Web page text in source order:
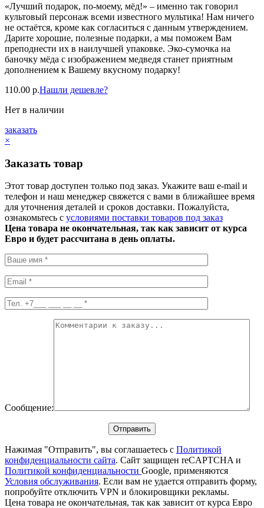
«Лучший подарок, по-моему, мёд!» – именно так говорил
культовый персонаж всеми известного мультика! Нам ничего
не остаётся, кроме как согласиться с данным утверждением.
Дарите хорошие, полезные подарки, а мы поможем Вам
преподнести их в наилучшей упаковке. Эко-сумочка на
баночку мёда с изображением медведя станет приятным
дополнением к Вашему вкусному подарку!
110.00 р.Нашли дешевле?
Нет в наличии
заказать
×
Заказать товар
Этот товар доступен только под заказ. Укажите ваш e-mail и
телефон и наш менеджер свяжется с вами в ближайшее время
для уточнения деталей и сроков доставки. Пожалуйста,
ознакомьтесь с условиями поставки товаров под заказ
Цена товара не окончательная, так как зависит от курса
Евро и будет рассчитана в день оплаты.
Сообщение:
Нажимая "Отправить", вы соглашаетесь с Политикой
конфиденциальности сайта. Сайт защищен reCAPTCHA и
Политикой конфиденциальности Google, применяются
Условия обслуживания. Если вам не удается отправить форму,
попробуйте отключить VPN и блокировщики рекламы.
Цена товара не окончательная, так как зависит от курса Евро